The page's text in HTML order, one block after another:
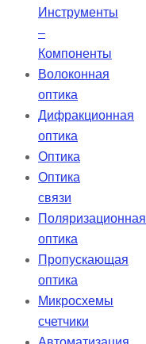
Инструменты
–
Компоненты
Волоконная
оптика
Дифракционная
оптика
Оптика
Оптика
связи
Поляризационная
оптика
Пропускающая
оптика
Микросхемы
счетчики